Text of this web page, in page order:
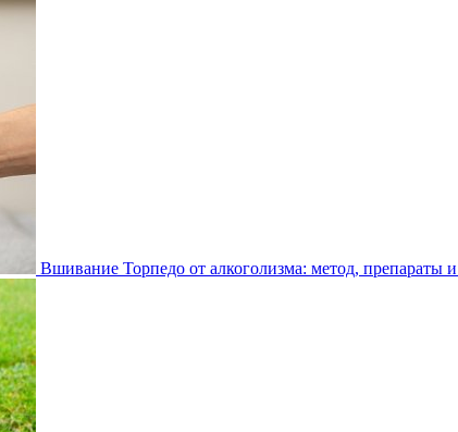
Вшивание Торпедо от алкоголизма: метод, препараты